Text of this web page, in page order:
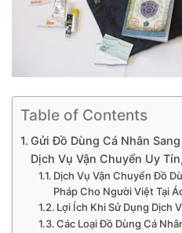
Table of Contents
Gửi Đồ Dùng Cá Nhân
Dịch Vụ Vận Chuyển Uy
Dịch Vụ Vận Chuyển Đồ
Pháp Cho Người Việt Tại
Lợi Ích Khi Sử Dụng Dịch
Các Loại Đồ Dùng Cá